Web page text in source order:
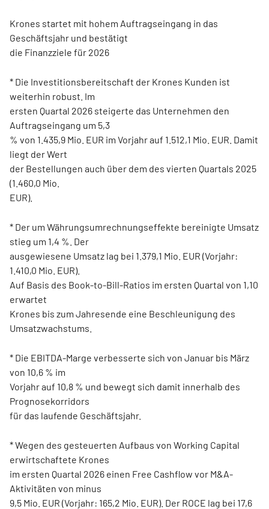
Krones startet mit hohem Auftragseingang in das
Geschäftsjahr und bestätigt
die Finanzziele für 2026
* Die Investitionsbereitschaft der Krones Kunden ist
weiterhin robust. Im
ersten Quartal 2026 steigerte das Unternehmen den
Auftragseingang um 5,3
% von 1.435,9 Mio. EUR im Vorjahr auf 1.512,1 Mio. EUR. Damit
liegt der Wert
der Bestellungen auch über dem des vierten Quartals 2025
(1.460,0 Mio.
EUR).
* Der um Währungsumrechnungseffekte bereinigte Umsatz
stieg um 1,4 %. Der
ausgewiesene Umsatz lag bei 1.379,1 Mio. EUR (Vorjahr:
1.410,0 Mio. EUR).
Auf Basis des Book-to-Bill-Ratios im ersten Quartal von 1,10
erwartet
Krones bis zum Jahresende eine Beschleunigung des
Umsatzwachstums.
* Die EBITDA-Marge verbesserte sich von Januar bis März
von 10,6 % im
Vorjahr auf 10,8 % und bewegt sich damit innerhalb des
Prognosekorridors
für das laufende Geschäftsjahr.
* Wegen des gesteuerten Aufbaus von Working Capital
erwirtschaftete Krones
im ersten Quartal 2026 einen Free Cashflow vor M&A-
Aktivitäten von minus
9,5 Mio. EUR (Vorjahr: 165,2 Mio. EUR). Der ROCE lag bei 17,6